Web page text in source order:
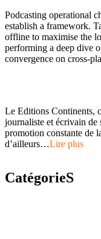
Podcasting operational
establish a framework.
offline to maximise the
performing a deep dive
convergence on cross-
Le Editions Continents,
journaliste et écrivain de
promotion constante de
d’ailleurs…Lire plus
CatégorieS